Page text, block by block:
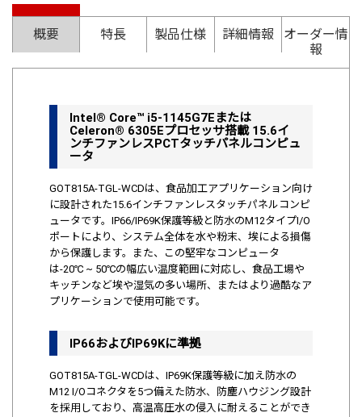
概要 特長 製品仕様 詳細情報
オーダー情
報
Intel® Core™ i5-1145G7Eまたは
Celeron® 6305Eプロセッサ搭載 15.6イ
ンチファンレスPCTタッチパネルコンピュ
ータ
GOT815A-TGL-WCDは、食品加工アプリケーション向け
に設計された15.6インチファンレスタッチパネルコンピ
ュータです。 IP66/IP69K保護等級と防水のM12タイプI/O
ポートにより、システム全体を水や粉末、埃による損傷
から保護します。また、この堅牢なコンピュータ
は-20℃ ~ 50℃の幅広い温度範囲に対応し、食品工場や
キッチンなど埃や湿気の多い場所、またはより過酷なア
プリケーションで使用可能です。
IP66およびIP69Kに準拠
GOT815A-TGL-WCDは、IP69K保護等級に加え防水の
M12 I/Oコネクタを5つ備えた防水、防塵ハウジング設計
を採用しており、高温高圧水の侵入に耐えることができ